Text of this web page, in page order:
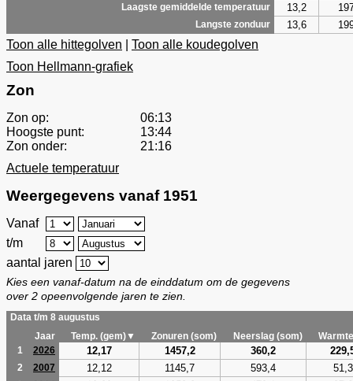
Laagste gemiddelde temperatuur 13,2
Langste zonduur 13,6
Toon alle hittegolven
Toon alle koudegolven
Toon Hellmann-grafiek
Zon
Zon op:
06:13
Hoogste punt:
13:44
Zon onder:
21:16
Actuele temperatuur
Weergegevens vanaf 1951
Vanaf
t/m
aantal jaren
Kies een vanaf-datum na de einddatum om de gegevens
over 2 opeenvolgende jaren te zien.
Data t/m 8 augustus
Jaar
Temp. (gem)▼ Zonuren (som) Neerslag (som)
1
2026 12,17 1457,2 360,2
2 2007 12,12 1145,7 593,4 51,3